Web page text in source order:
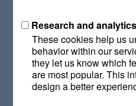
Bibliotheksausweis
Libby App ausleihen und
oder anhören. Lese- und
dem Ausleihen gelesen bzw.
lassen sich für das Offline-
herunterladen. Weitere
Research and
These cookies help us
behavior within our
they let us know which
are most popular. This
design a better